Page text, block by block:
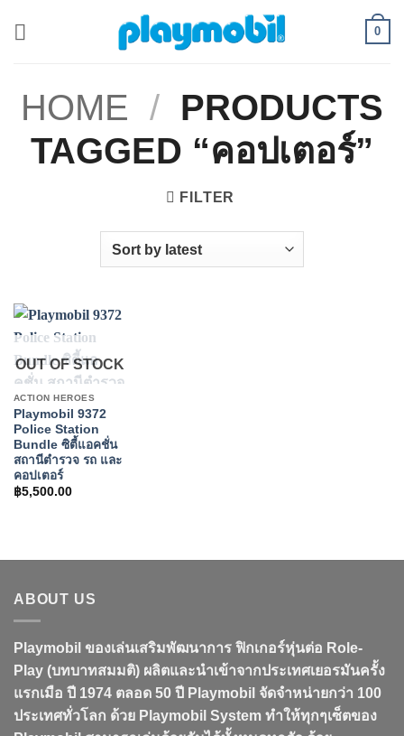
0
HOME / PRODUCTS
TAGGED “คอปเตอร์”
FILTER
OUT OF STOCK
ACTION HEROES
Playmobil 9372
Police Station
Bundle ซิตี้แอคชั่น
สถานีตำรวจ รถ และ
คอปเตอร์
฿5,500.00
ABOUT US
Playmobil ของเล่นเสริมพัฒนาการ ฟิกเกอร์หุ่นต่อ Role-
Play (บทบาทสมมติ) ผลิตและนำเข้าจากประเทศเยอรมันครั้ง
แรกเมือ ปี 1974 ตลอด 50 ปี Playmobil จัดจำหน่ายกว่า 100
ประเทศทั่วโลก ด้วย Playmobil System ทำให้ทุกๆเซ็ตของ